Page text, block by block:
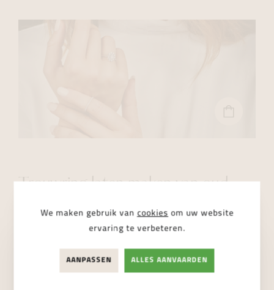
Trouwring laten maken van oud
Mijn betovergrootouder was namelijk een goudsmid.
We maken gebruik van cookies om uw website
ervaring te verbeteren.
AANPASSEN ALLES AANVAARDEN